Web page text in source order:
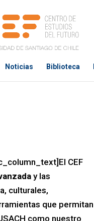
Noticias Biblioteca
CEF
y las
culturales,
que permitan
como nuestro